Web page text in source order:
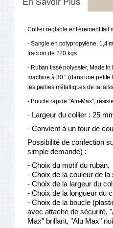
Collier réglable entièrement fait
- Sangle en polypropylène, 1,4
traction de 220 kgs.
- Ruban tissé polyester, Made In
machine à 30 ° (dans une
les parties métalliques de la
- Boucle rapide "Alu-Max",
- Largeur du collier : 25
- Convient à un tour de
Possibilité de confection
simple demande) :
- Choix du motif du ruban.
- Choix de la couleur de la
- Choix de la largeur du
- Choix de la longueur du
- Choix de la boucle
avec attache de sécurité,
Max" brillant, "Alu Max"